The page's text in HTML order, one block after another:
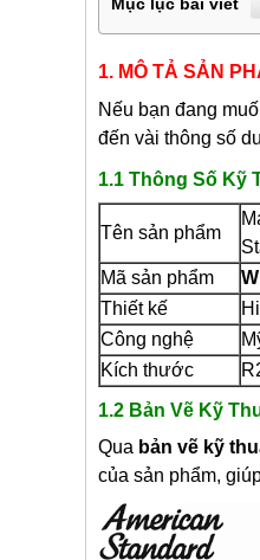
1. MÔ TẢ SẢN
Nếu bạn đang
đến vài thông số
1.1 Thông Số Kỹ
Tên sản phẩm
Mã sản phẩm
Thiết kế
Công nghệ
Kích thước
1.2 Bản Vẽ Kỹ
Qua bản vẽ kỹ
của sản phẩm,